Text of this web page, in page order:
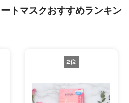
トマスクおすすめランキン
2位